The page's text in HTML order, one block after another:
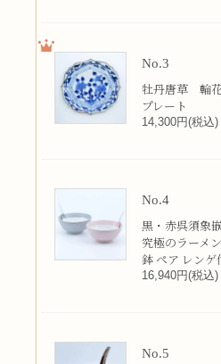
No.3
牡丹唐草 輪
プレート
14,300円(税込)
No.4
黒・赤呉須象
究極のラーメン
鉢 ペア レンゲ
16,940円(税込)
No.5